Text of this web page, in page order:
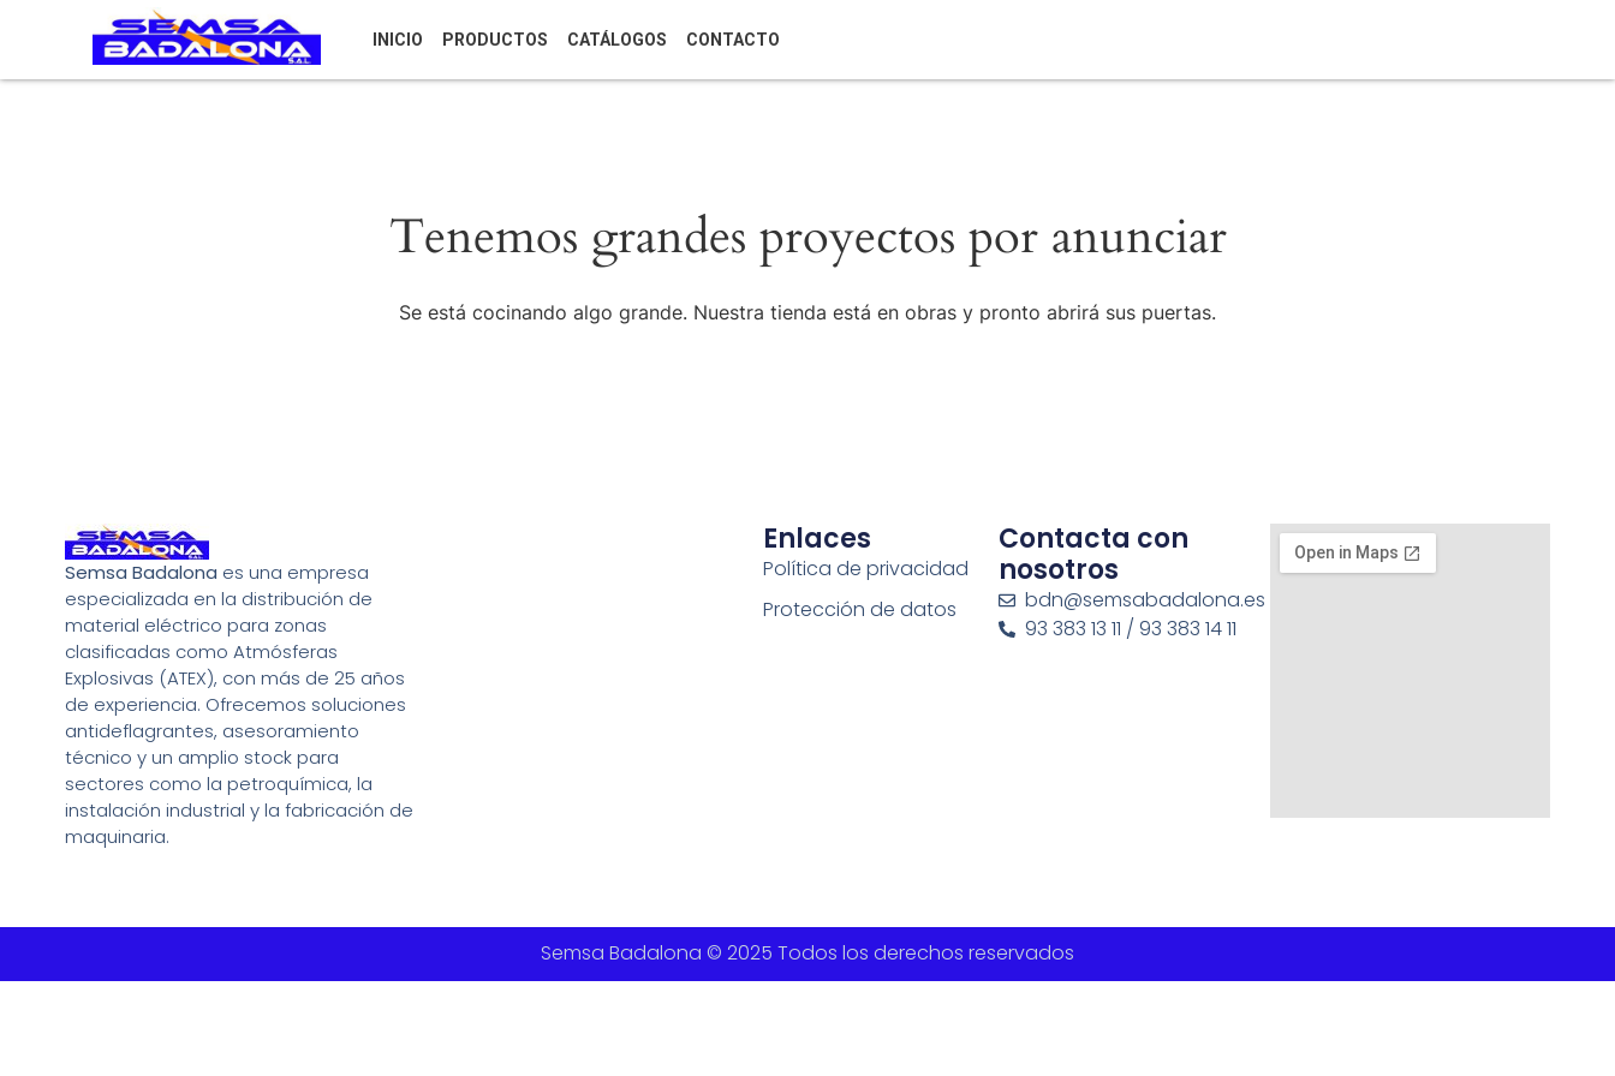
INICIO PRODUCTOS CATÁLOGOS CONTACTO
Tenemos grandes proyectos por anunciar
Se está cocinando algo grande. Nuestra tienda está en obras y pronto abrirá sus puertas.
Semsa Badalona es una empresa
especializada en la distribución de
material eléctrico para zonas
clasificadas como Atmósferas
Explosivas (ATEX), con más de 25 años
de experiencia. Ofrecemos soluciones
antideflagrantes, asesoramiento
técnico y un amplio stock para
sectores como la petroquímica, la
instalación industrial y la fabricación de
maquinaria.
Enlaces
Política de privacidad
Protección de datos
Contacta con
nosotros
bdn@semsabadalona.es
93 383 13 11 / 93 383 14 11
Semsa Badalona © 2025 Todos los derechos reservados